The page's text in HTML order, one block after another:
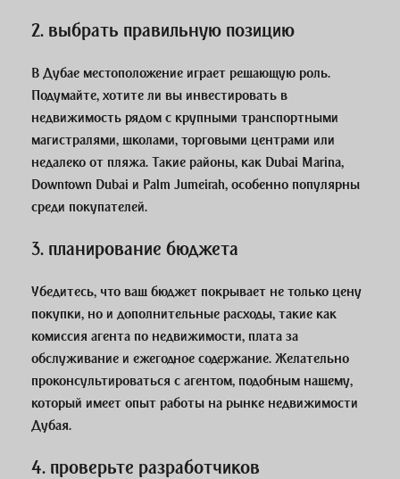
2. выбрать правильную позицию
В Дубае местоположение играет решающую роль.
Подумайте, хотите ли вы инвестировать в
недвижимость рядом с крупными транспортными
магистралями, школами, торговыми центрами или
недалеко от пляжа. Такие районы, как Dubai Marina,
Downtown Dubai и Palm Jumeirah, особенно популярны
среди покупателей.
3. планирование бюджета
Убедитесь, что ваш бюджет покрывает не только цену
покупки, но и дополнительные расходы, такие как
комиссия агента по недвижимости, плата за
обслуживание и ежегодное содержание. Желательно
проконсультироваться с агентом, подобным нашему,
который имеет опыт работы на рынке недвижимости
Дубая.
4. проверьте разработчиков